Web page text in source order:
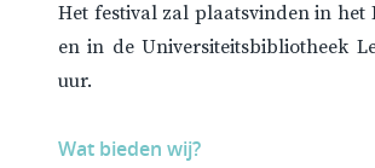
Het festival zal plaatsvinden in het
en in de Universiteitsbibliotheek
uur.
Wat bieden wij?